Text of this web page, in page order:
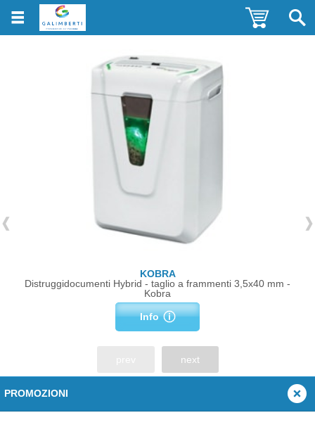
KOBRA
Distruggidocumenti Hybrid - taglio a frammenti 3,5x40 mm -
Kobra
Info
next
PROMOZIONI